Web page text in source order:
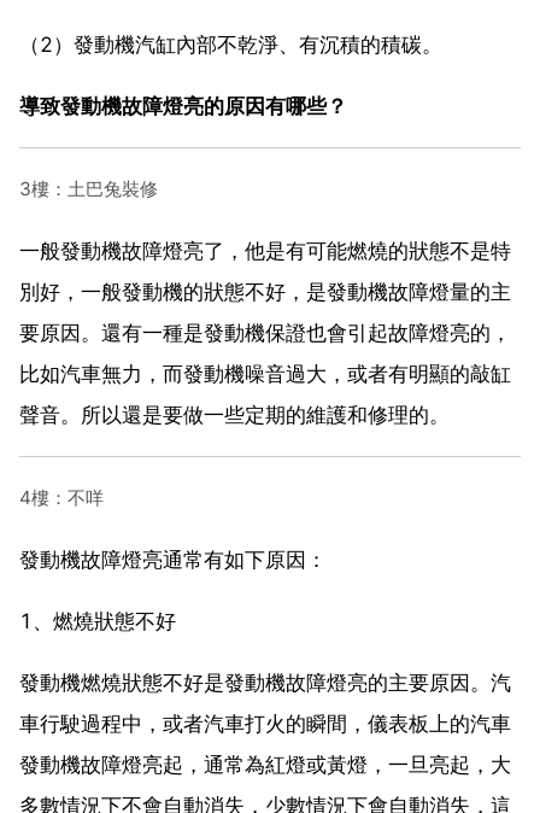
（2）發動機汽缸內部不乾淨、有沉積的積碳。
導致發動機故障燈亮的原因有哪些？
3樓：土巴兔裝修
一般發動機故障燈亮了，他是有可能燃燒的狀態不是特
別好，一般發動機的狀態不好，是發動機故障燈量的主
要原因。還有一種是發動機保證也會引起故障燈亮的，
比如汽車無力，而發動機噪音過大，或者有明顯的敲缸
聲音。所以還是要做一些定期的維護和修理的。
4樓：不咩
發動機故障燈亮通常有如下原因：
1、燃燒狀態不好
發動機燃燒狀態不好是發動機故障燈亮的主要原因。汽
車行駛過程中，或者汽車打火的瞬間，儀表板上的汽車
發動機故障燈亮起，通常為紅燈或黃燈，一旦亮起，大
多數情況下不會自動消失，少數情況下會自動消失，這